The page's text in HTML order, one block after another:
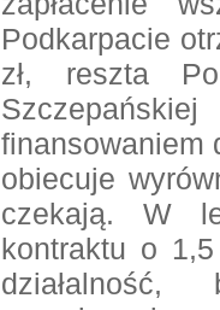
Podkarpacie
zł, reszta
finansowaniem
obiecuje
czekają. W
kontraktu o 1,5